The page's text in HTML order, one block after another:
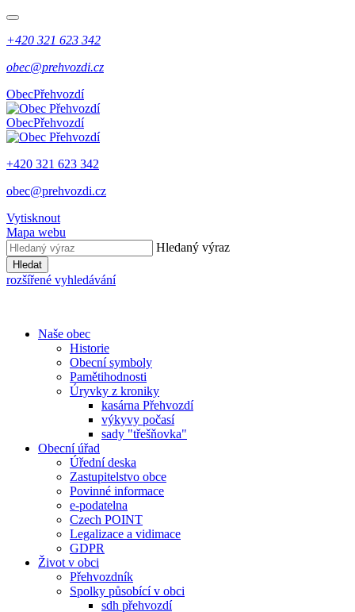
+420 321 623 342
obec@prehvozdi.cz
ObecPřehvozdí
ObecPřehvozdí
+420 321 623 342
obec@prehvozdi.cz
Vytisknout
Mapa webu
Hledaný výraz
Hledat
rozšířené vyhledávání
Naše obec
Historie
Obecní symboly
Pamětihodnosti
Úryvky z kroniky
kasárna Přehvozdí
výkyvy počasí
sady "třešňovka"
Obecní úřad
Úřední deska
Zastupitelstvo obce
Povinné informace
e-podatelna
Czech POINT
Legalizace a vidimace
GDPR
Život v obci
Přehvozdník
Spolky působící v obci
sdh přehvozdí